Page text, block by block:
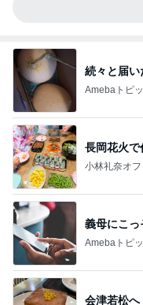
続々と届い
Amebaトピ
長岡花火で
小林礼奈オフ
義母にこっ
Amebaトピ
会津若松へ